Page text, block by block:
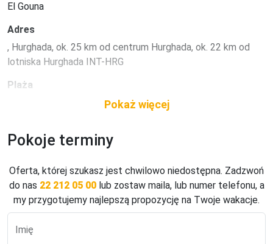
El Gouna
Adres
, Hurghada, ok. 25 km od centrum Hurghada, ok. 22 km od
lotniska Hurghada INT-HRG
Plaża
Wydzielona część plaży publicznej, Piaszczysta,
tunelem itp., odleglość do plaży: 250 m, długość plaży: 60
m, Ręczniki - bezpłatnie, Beach Bar - płatne, Prysznic
Odległość od plaży
Do 500 m
Typ plaży
Kamienista
Pokoje terminy
Oferta, której szukasz jest chwilowo niedostępna. Zadzwoń
do nas 22 212 05 00lub zostaw maila, lub numer telefonu, a
my przygotujemy najlepszą propozycję na Twoje wakacje.
Imię